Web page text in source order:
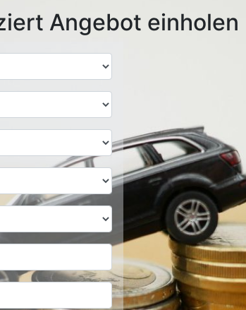
Angebot einholen